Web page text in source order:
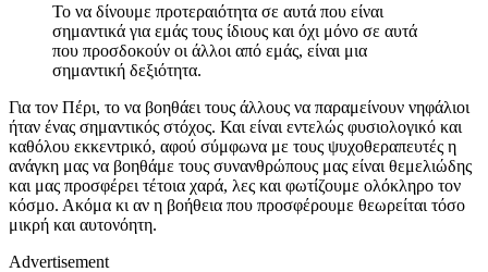
Το να δίνουμε προτεραιότητα σε αυτά που είναι
σημαντικά για εμάς τους ίδιους και όχι μόνο σε αυτά
που προσδοκούν οι άλλοι από εμάς, είναι μια
σημαντική δεξιότητα.
Για τον Πέρι, το να βοηθάει τους άλλους να παραμείνουν νηφάλιοι
ήταν ένας σημαντικός στόχος. Και είναι εντελώς φυσιολογικό και
καθόλου εκκεντρικό, αφού σύμφωνα με τους ψυχοθεραπευτές η
ανάγκη μας να βοηθάμε τους συνανθρώπους μας είναι θεμελιώδης
και μας προσφέρει τέτοια χαρά, λες και φωτίζουμε ολόκληρο τον
κόσμο. Ακόμα κι αν η βοήθεια που προσφέρουμε θεωρείται τόσο
μικρή και αυτονόητη.
Advertisement